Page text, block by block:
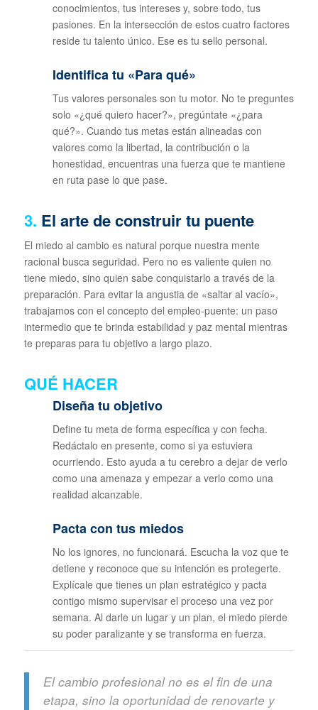
conocimientos, tus intereses y, sobre todo, tus
pasiones. En la intersección de estos cuatro factores
reside tu talento único. Ese es tu sello personal.
Identifica tu «Para qué»
Tus valores personales son tu motor. No te preguntes
solo «¿qué quiero hacer?», pregúntate «¿para
qué?». Cuando tus metas están alineadas con
valores como la libertad, la contribución o la
honestidad, encuentras una fuerza que te mantiene
en ruta pase lo que pase.
3. El arte de construir tu puente
El miedo al cambio es natural porque nuestra mente
racional busca seguridad. Pero no es valiente quien no
tiene miedo, sino quien sabe conquistarlo a través de la
preparación. Para evitar la angustia de «saltar al vacío»,
trabajamos con el concepto del empleo-puente: un paso
intermedio que te brinda estabilidad y paz mental mientras
te preparas para tu objetivo a largo plazo.
QUÉ HACER
Diseña tu objetivo
Define tu meta de forma específica y con fecha.
Redáctalo en presente, como si ya estuviera
ocurriendo. Esto ayuda a tu cerebro a dejar de verlo
como una amenaza y empezar a verlo como una
realidad alcanzable.
Pacta con tus miedos
No los ignores, no funcionará. Escucha la voz que te
detiene y reconoce que su intención es protegerte.
Explícale que tienes un plan estratégico y pacta
contigo mismo supervisar el proceso una vez por
semana. Al darle un lugar y un plan, el miedo pierde
su poder paralizante y se transforma en fuerza.
El cambio profesional no es el fin de una
etapa, sino la oportunidad de renovarte y